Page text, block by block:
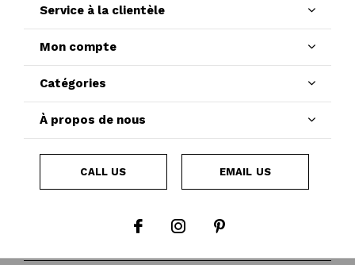
Service à la clientèle
Mon compte
Catégories
À propos de nous
CALL US EMAIL US